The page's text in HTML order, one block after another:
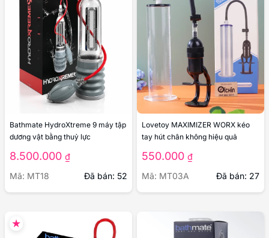
Bathmate HydroXtreme 9 máy tập
dương vật bằng thuỷ lực
8.500.000 ₫
Mã: MT18
Đã bán: 52
Lovetoy MAXIMIZER WORX kéo
tay hút chân không hiệu quả
550.000 ₫
Mã: MT03A
Đã bán: 27